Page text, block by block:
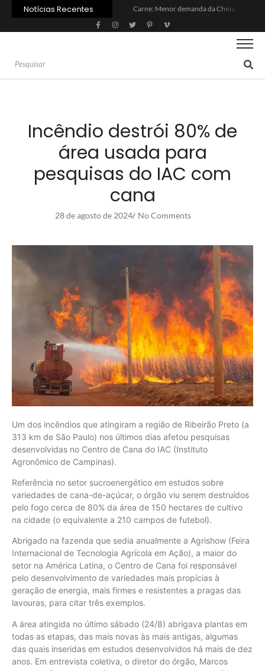
Notícias Recentes
Inadimplência no crédito rural deve seguir elevada até 2027
Lula sanciona MP do Frete e agro teme alta dos custos logísticos
Brasil tem 2º maior juro real do mundo
Incêndio destrói 80% de
área usada para
pesquisas do IAC com
cana
28 de agosto de 2024/ No Comments
Um dos incêndios que atingiram a região de Ribeirão Preto (a
313 km de São Paulo) nos últimos dias afetou pesquisas
desenvolvidas no Centro de Cana do IAC (Instituto
Agronômico de Campinas).
Referência no setor sucroenergético em estudos sobre
variedades de cana-de-açúcar, o órgão viu serem destruídos
pelo fogo cerca de 80% da área de 150 hectares de cultivo
na cidade (o equivalente a 210 campos de futebol).
Abrigado na fazenda que sedia anualmente a Agrishow (Feira
Internacional de Tecnologia Agrícola em Ação), a maior do
setor na América Latina, o Centro de Cana foi responsável
pelo desenvolvimento de variedades mais propícias à
geração de energia, mais firmes e resistentes a pragas das
lavouras, para citar três exemplos.
A área atingida no último sábado (24/8) abrigava plantas em
todas as etapas, das mais novas às mais antigas, algumas
das quais inseridas em estudos desenvolvidos há mais de dez
anos. Em entrevista coletiva, o diretor do órgão, Marcos